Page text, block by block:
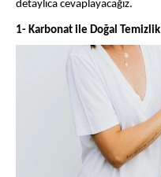
detaylıca cevaplayacağız.
1- Karbonat ile Doğal Temizlik